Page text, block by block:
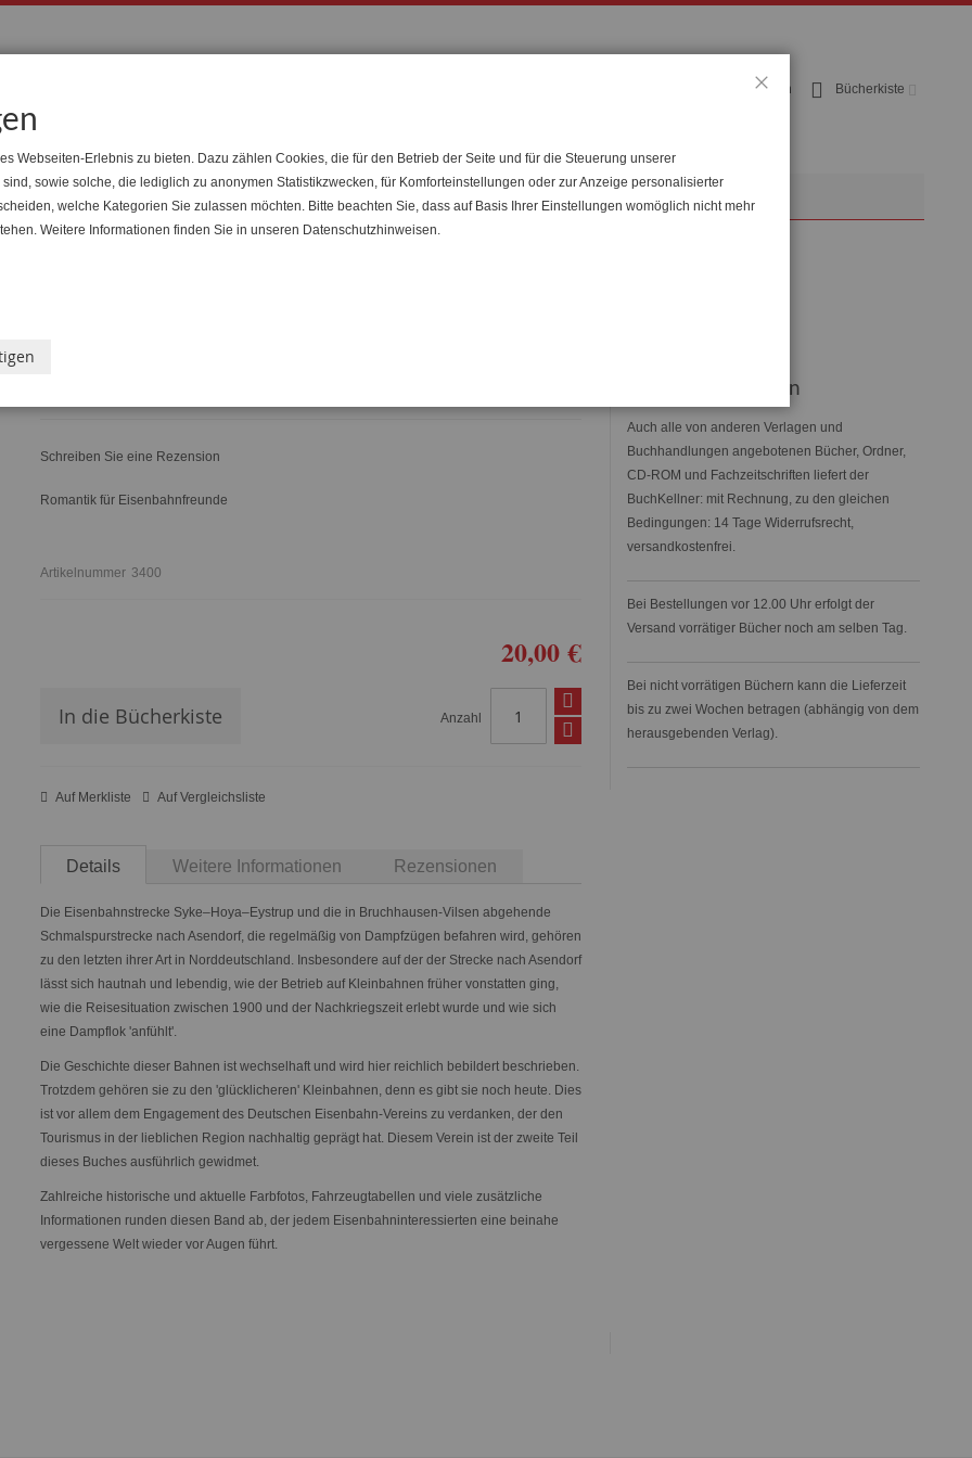
Bücherkiste
Anmelden
Arbeitsrecht & Kirche Handel Buchshop NachhilfeKellner
Schreiben Sie eine Rezension
Romantik für Eisenbahnfreunde
Artikelnummer 3400
20,00 €
Anzahl
In die Bücherkiste
Auf Merkliste Auf Vergleichsliste
Details
Die Eisenbahnstrecke Syke–Hoya–Eystrup und die in Bruchhausen-Vilsen abgehende
Schmalspurstrecke nach Asendorf, die regelmäßig von Dampfzügen befahren wird, gehören
zu den letzten ihrer Art in Norddeutschland. Insbesondere auf der der Strecke nach Asendorf
lässt sich hautnah und lebendig, wie der Betrieb auf Kleinbahnen früher vonstatten ging,
wie die Reisesituation zwischen 1900 und der Nachkriegszeit erlebt wurde und wie sich
eine Dampflok 'anfühlt'.
Die Geschichte dieser Bahnen ist wechselhaft und wird hier reichlich bebildert beschrieben.
Trotzdem gehören sie zu den 'glücklicheren' Kleinbahnen, denn es gibt sie noch heute. Dies
ist vor allem dem Engagement des Deutschen Eisenbahn-Vereins zu verdanken, der den
Tourismus in der lieblichen Region nachhaltig geprägt hat. Diesem Verein ist der zweite Teil
dieses Buches ausführlich gewidmet.
Zahlreiche historische und aktuelle Farbfotos, Fahrzeugtabellen und viele zusätzliche
Informationen runden diesen Band ab, der jedem Eisenbahninteressierten eine beinahe
vergessene Welt wieder vor Augen führt.
Weitere Informationen Rezensionen
Lieferbedingungen
Auch alle von anderen Verlagen und
Buchhandlungen angebotenen Bücher, Ordner,
CD-ROM und Fachzeitschriften liefert der
BuchKellner: mit Rechnung, zu den gleichen
Bedingungen: 14 Tage Widerrufsrecht,
versandkostenfrei.
Bei Bestellungen vor 12.00 Uhr erfolgt der
Versand vorrätiger Bücher noch am selben Tag.
Bei nicht vorrätigen Büchern kann die Lieferzeit
bis zu zwei Wochen betragen (abhängig von dem
herausgebenden Verlag).
Webseiten-Erlebnis zu bieten. Dazu zählen Cookies, die für den Betrieb der Seite und für die Steuerung unserer
sowie solche, die lediglich zu anonymen Statistikzwecken, für Komforteinstellungen oder zur Anzeige personalisierter
welche Kategorien Sie zulassen möchten. Bitte beachten Sie, dass auf Basis Ihrer Einstellungen womöglich nicht mehr
Weitere Informationen finden Sie in unseren Datenschutzhinweisen.